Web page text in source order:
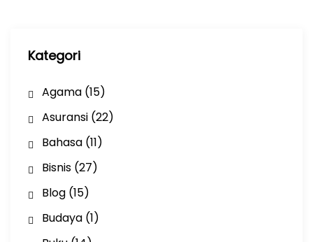
Kategori
Agama(15)
Asuransi(22)
Bahasa(11)
Bisnis(27)
Blog(15)
Budaya(1)